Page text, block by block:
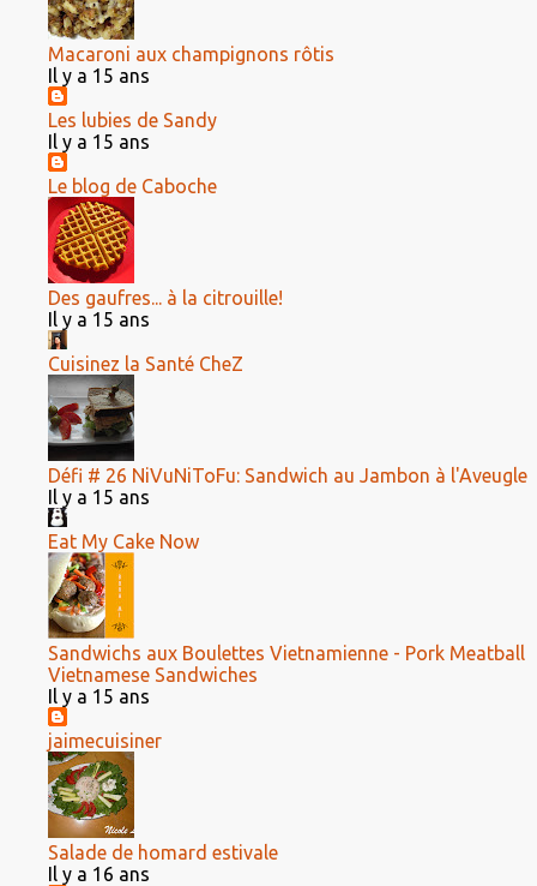
Macaroni aux champignons rôtis
Il y a 15 ans
Les lubies de Sandy
Il y a 15 ans
Le blog de Caboche
Des gaufres... à la citrouille!
Il y a 15 ans
Cuisinez la Santé CheZ
Défi # 26 NiVuNiToFu: Sandwich au Jambon à l'Aveugle
Il y a 15 ans
Eat My Cake Now
Sandwichs aux Boulettes Vietnamienne - Pork Meatball
Vietnamese Sandwiches
Il y a 15 ans
jaimecuisiner
Salade de homard estivale
Il y a 16 ans